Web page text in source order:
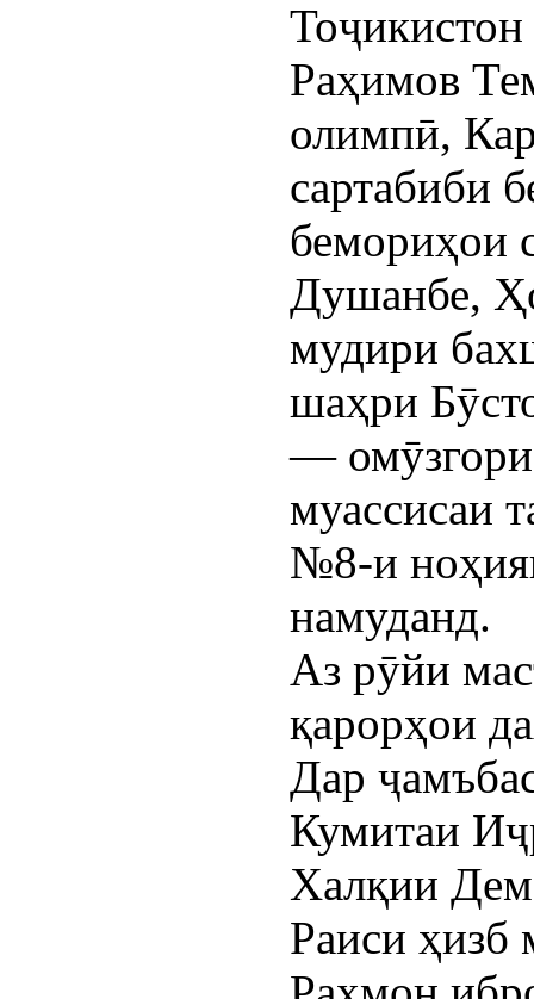
Раҳимов
олимпӣ,
сартабиби
бемориҳои
Душанбе,
мудири
шаҳри
— омӯзгори
муассисаи
№8-и
намуданд.
Аз рӯйи
қарорҳои
Дар
Кумитаи
Халқии
Раиси